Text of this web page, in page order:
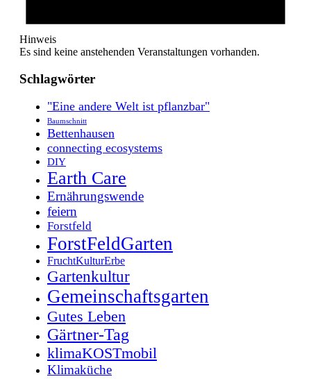
Hinweis
Es sind keine anstehenden Veranstaltungen vorhanden.
Schlagwörter
"Eine andere Welt ist pflanzbar"
Baumschnitt
Bettenhausen
connecting ecosystems
DIY
Earth Care
Ernährungswende
feiern
Forstfeld
ForstFeldGarten
FruchtKulturErbe
Gartenkultur
Gemeinschaftsgarten
Gutes Leben
Gärtner-Tag
klimaKOSTmobil
Klimaküche